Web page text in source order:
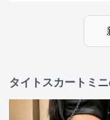
タイトスカートミ